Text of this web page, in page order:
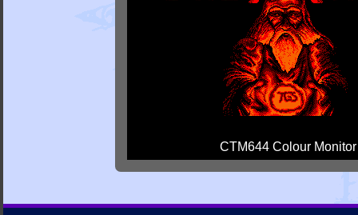
CTM644 Colour Monitor